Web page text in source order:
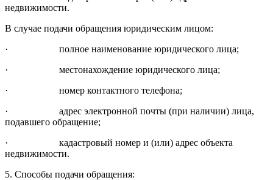
недвижимости.
В случае подачи обращения юридическим лицом:
· полное наименование юридического лица;
· местонахождение юридического лица;
· номер контактного телефона;
· адрес электронной почты (при наличии) лица,
подавшего обращение;
· кадастровый номер и (или) адрес объекта
недвижимости.
5. Способы подачи обращения: